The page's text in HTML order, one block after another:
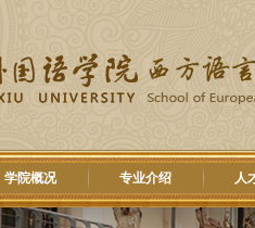
学院概况 专业介绍 人